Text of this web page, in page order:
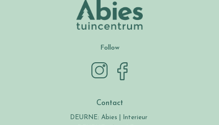
Follow
Contact
DEURNE: Abies | Interieur